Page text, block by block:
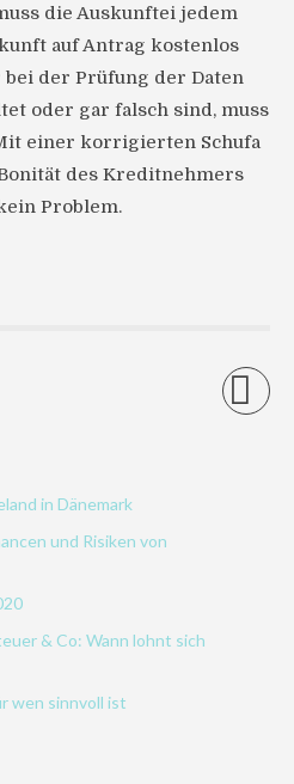
die Auskunftei jedem
auf Antrag kostenlos
der Prüfung der Daten
oder gar falsch sind, muss
einer korrigierten Schufa
des Kreditnehmers
Problem.
in Dänemark
und Risiken von
& Co: Wann lohnt sich
wen sinnvoll ist